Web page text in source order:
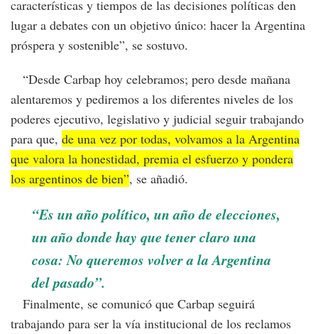
características y tiempos de las decisiones políticas den
lugar a debates con un objetivo único: hacer la Argentina
próspera y sostenible”, se sostuvo.
“Desde Carbap hoy celebramos; pero desde mañana
alentaremos y pediremos a los diferentes niveles de los
poderes ejecutivo, legislativo y judicial seguir trabajando
para que, de una vez por todas, volvamos a la Argentina
que valora la honestidad, premia el esfuerzo y pondera
los argentinos de bien”, se añadió.
“Es un año político, un año de elecciones,
un año donde hay que tener claro una
cosa: No queremos volver a la Argentina
del pasado”.
Finalmente, se comunicó que Carbap seguirá
trabajando para ser la vía institucional de los reclamos